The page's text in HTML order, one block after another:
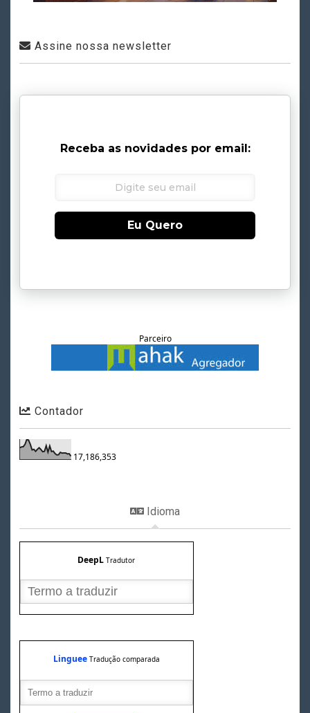
Assine nossa newsletter
Receba as novidades por email:
Eu Quero
Parceiro
Contador
17,186,353
Idioma
DeepL Tradutor
Linguee Tradução comparada